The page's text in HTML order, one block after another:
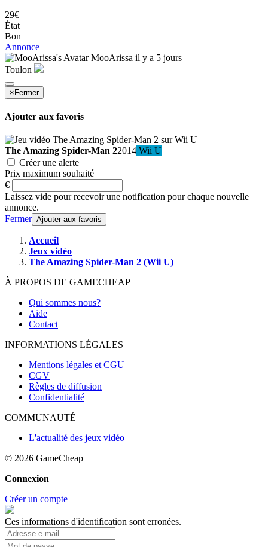
29€
État
Bon
Annonce
MooArissa il y a 5 jours
Toulon
× Fermer
Ajouter aux favoris
The Amazing Spider-Man 22014 Wii U
Créer une alerte
Prix maximum souhaité
€
Laissez vide pour recevoir une notification pour chaque nouvelle
annonce.
Fermer Ajouter aux favoris
Accueil
Jeux vidéo
The Amazing Spider-Man 2 (Wii U)
À PROPOS DE GAMECHEAP
Qui sommes nous?
Aide
Contact
INFORMATIONS LÉGALES
Mentions légales et CGU
CGV
Règles de diffusion
Confidentialité
COMMUNAUTÉ
L'actualité des jeux vidéo
© 2026 GameCheap
Connexion
Créer un compte
Ces informations d'identification sont erronées.